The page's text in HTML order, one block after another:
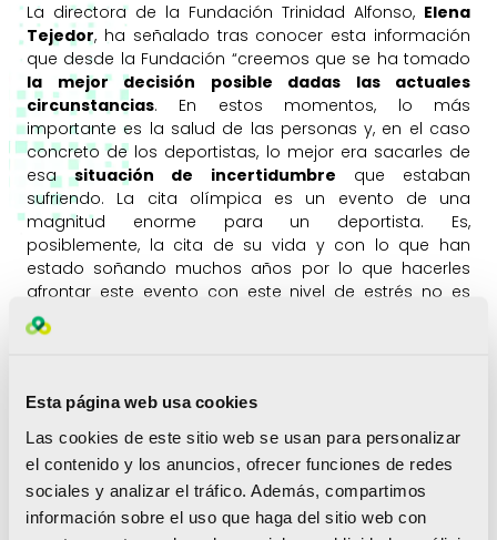
Esta página web usa cookies
Las cookies de este sitio web se usan para personalizar
el contenido y los anuncios, ofrecer funciones de redes
sociales y analizar el tráfico. Además, compartimos
información sobre el uso que haga del sitio web con
La directora de la Fundación Trinidad Alfonso, Elena
Tejedor, ha señalado tras conocer esta información
que desde la Fundación “creemos que se ha tomado
la mejor decisión posible dadas las actuales
circunstancias. En estos momentos, lo más
importante es la salud de las personas y, en el caso
concreto de los deportistas, lo mejor era sacarles de
esasituación de incertidumbre que estaban
sufriendo. La cita olímpica es un evento de una
magnitud enorme para un deportista. Es,
posiblemente, la cita de su vida y con lo que han
estado soñando muchos años por lo que hacerles
afrontar este evento con este nivel de estrés no es
sano ni lógico. Además, estamos de acuerdo con el
Comité Olímpico Internacional en que deben
Elena Tejedor se refirió al caso de los deportistas del
Proyecto FER: “Puedo decir con orgullo que seguían
dándolo todo, entrenando cada uno en casa,
adaptándose a las circunstancias como podían, pero
es evidente que estas no son las mejores formas de